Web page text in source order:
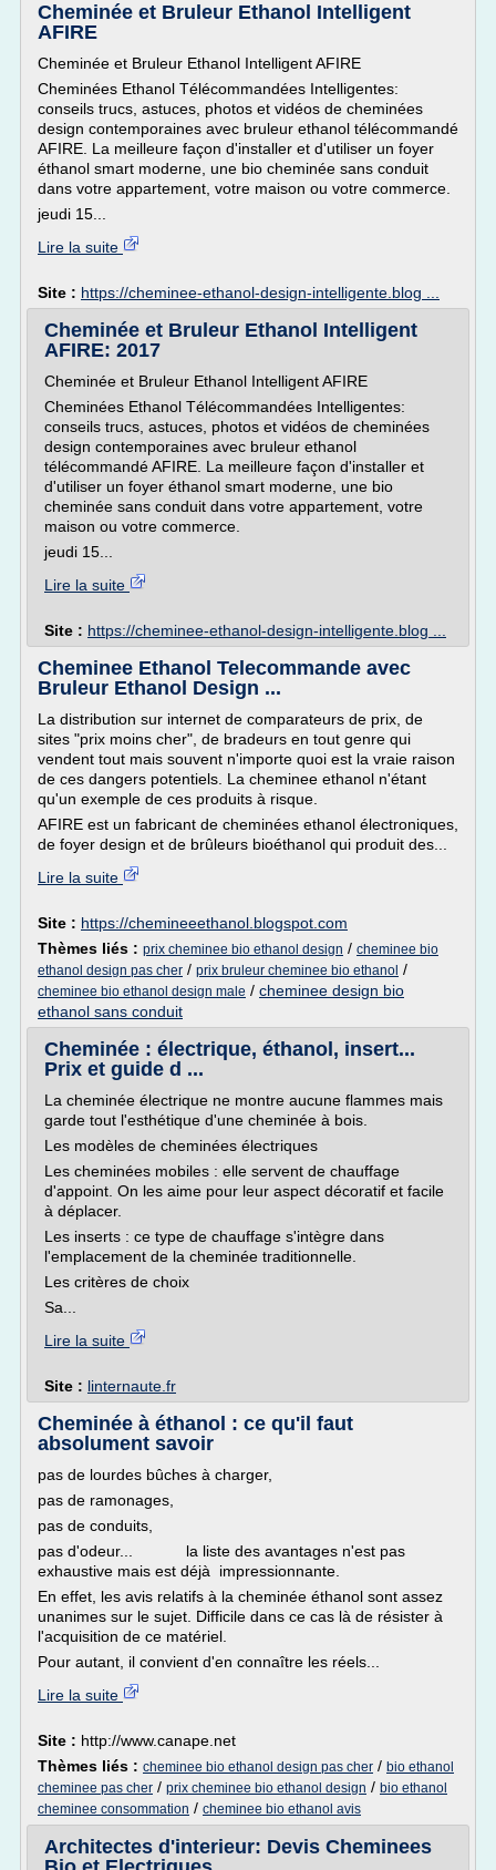
Cheminée et Bruleur Ethanol Intelligent
AFIRE
Cheminée et Bruleur Ethanol Intelligent AFIRE
Cheminées Ethanol Télécommandées Intelligentes:
conseils trucs, astuces, photos et vidéos de cheminées
design contemporaines avec bruleur ethanol télécommandé
AFIRE. La meilleure façon d'installer et d'utiliser un foyer
éthanol smart moderne, une bio cheminée sans conduit
dans votre appartement, votre maison ou votre commerce.
jeudi 15...
Lire la suite
Site : https://cheminee-ethanol-design-intelligente.blog ...
Cheminée et Bruleur Ethanol Intelligent
AFIRE: 2017
Cheminée et Bruleur Ethanol Intelligent AFIRE
Cheminées Ethanol Télécommandées Intelligentes:
conseils trucs, astuces, photos et vidéos de cheminées
design contemporaines avec bruleur ethanol
télécommandé AFIRE. La meilleure façon d'installer et
d'utiliser un foyer éthanol smart moderne, une bio
cheminée sans conduit dans votre appartement, votre
maison ou votre commerce.
jeudi 15...
Lire la suite
Site : https://cheminee-ethanol-design-intelligente.blog ...
Cheminee Ethanol Telecommande avec
Bruleur Ethanol Design ...
La distribution sur internet de comparateurs de prix, de
sites "prix moins cher", de bradeurs en tout genre qui
vendent tout mais souvent n'importe quoi est la vraie raison
de ces dangers potentiels. La cheminee ethanol n'étant
qu'un exemple de ces produits à risque.
AFIRE est un fabricant de cheminées ethanol électroniques,
de foyer design et de brûleurs bioéthanol qui produit des...
Lire la suite
Site : https://chemineeethanol.blogspot.com
Thèmes liés : prix cheminee bio ethanol design / cheminee bio
ethanol design pas cher / prix bruleur cheminee bio ethanol /
cheminee bio ethanol design male / cheminee design bio
ethanol sans conduit
Cheminée : électrique, éthanol, insert...
Prix et guide d ...
La cheminée électrique ne montre aucune flammes mais
garde tout l'esthétique d'une cheminée à bois.
Les modèles de cheminées électriques
Les cheminées mobiles : elle servent de chauffage
d'appoint. On les aime pour leur aspect décoratif et facile
à déplacer.
Les inserts : ce type de chauffage s'intègre dans
l'emplacement de la cheminée traditionnelle.
Les critères de choix
Sa...
Lire la suite
Site : linternaute.fr
Cheminée à éthanol : ce qu'il faut
absolument savoir
pas de lourdes bûches à charger,
pas de ramonages,
pas de conduits,
pas d'odeur... la liste des avantages n'est pas
exhaustive mais est déjà impressionnante.
En effet, les avis relatifs à la cheminée éthanol sont assez
unanimes sur le sujet. Difficile dans ce cas là de résister à
l'acquisition de ce matériel.
Pour autant, il convient d'en connaître les réels...
Lire la suite
Site : http://www.canape.net
Thèmes liés : cheminee bio ethanol design pas cher / bio ethanol
cheminee pas cher / prix cheminee bio ethanol design / bio ethanol
cheminee consommation / cheminee bio ethanol avis
Architectes d'interieur: Devis Cheminees